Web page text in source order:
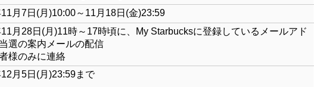
月7日(月)10:00～11月18日(金)23:59
月28日(月)11時～17時頃に、My Starbucksに登録しているメールアド
選の案内メールの配信
様のみに連絡
月5日(月)23:59まで